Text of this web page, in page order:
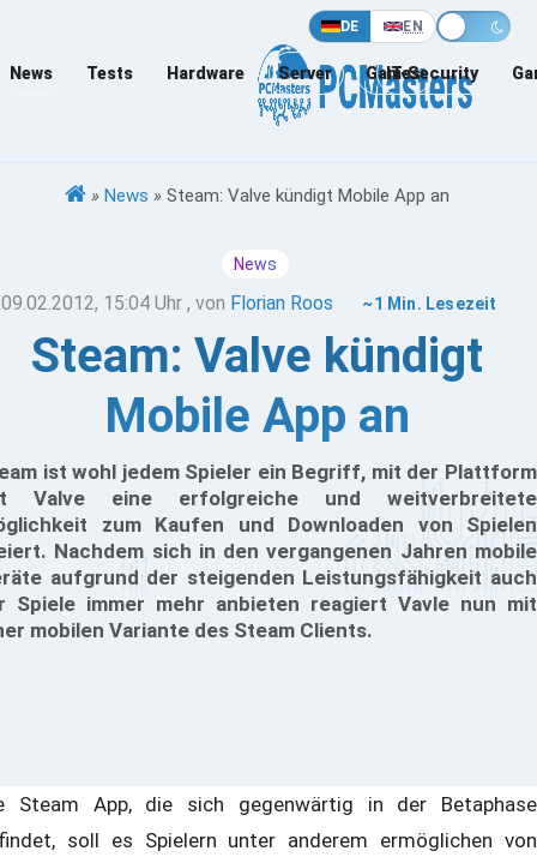
DE EN
News Tests Hardware Server Games
IT-Security
» News » Steam: Valve kündigt Mobile App an
News
09.02.2012, 15:04 Uhr , von Florian Roos ~1 Min. Lesezeit
Steam: Valve kündigt
Mobile App an
ist wohl jedem Spieler ein Begriff, mit der Plattform
Valve eine erfolgreiche und weitverbreitete
zum Kaufen und Downloaden von Spielen
Nachdem sich in den vergangenen Jahren mobile
aufgrund der steigenden Leistungsfähigkeit auch
Spiele immer mehr anbieten reagiert Vavle nun mit
mobilen Variante des Steam Clients.
Steam App, die sich gegenwärtig in der Betaphase
soll es Spielern unter anderem ermöglichen von